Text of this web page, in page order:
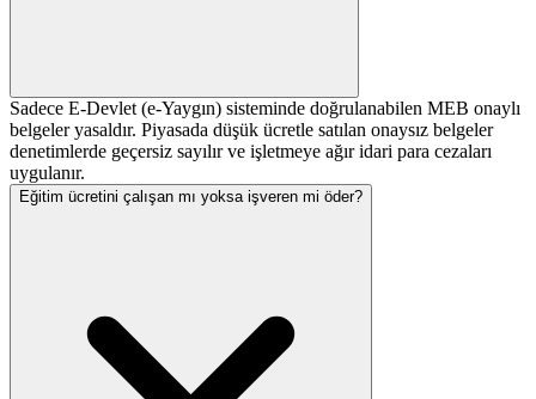
Sadece E-Devlet (e-Yaygın) sisteminde doğrulanabilen MEB onaylı
belgeler yasaldır. Piyasada düşük ücretle satılan onaysız belgeler
denetimlerde geçersiz sayılır ve işletmeye ağır idari para cezaları
uygulanır.
Eğitim ücretini çalışan mı yoksa işveren mi öder?